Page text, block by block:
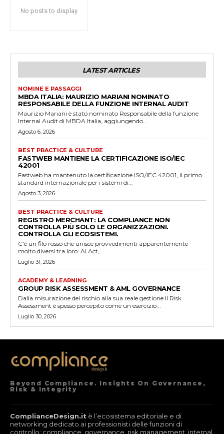
No posts to display
LATEST ARTICLES
NOMINE E PASSAGGI
MBDA ITALIA: MAURIZIO MARIANI NOMINATO
RESPONSABILE DELLA FUNZIONE INTERNAL AUDIT
Maurizio Mariani è stato nominato Responsabile della funzione
Internal Audit di MBDA Italia, aggiungendo...
Agosto 6, 2026
BEST PRACTICE & CULTURE
FASTWEB MANTIENE LA CERTIFICAZIONE ISO/IEC
42001
Fastweb ha mantenuto la certificazione ISO/IEC 42001, il primo
standard internazionale per i sistemi di...
Agosto 3, 2026
BEST PRACTICE & CULTURE
REGISTRO MERCHANT: LA COMPLIANCE NON
CONTROLLA PIÙ SOLO LE ORGANIZZAZIONI.
CONTROLLA GLI ECOSISTEMI.
C'è un filo rosso che unisce provvedimenti apparentemente
molto diversi tra loro: AI Act,...
Luglio 31, 2026
ACADEMY & LEARNING
GROUP RISK ASSESSMENT & AML GOVERNANCE
Dalla misurazione del rischio alla sua reale gestione Il Risk
Assessment è spesso percepito come un esercizio...
Luglio 30, 2026
Beyond Compliance. Insights On Governance,
Risk & Integrity
ComplianceDesign.it è l’ecosistema editoriale e di
networking dedicato ai professionisti delle funzioni di
controllo: compliance, governance, risk management, internal